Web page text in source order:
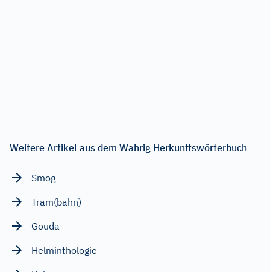
Weitere Artikel aus dem Wahrig Herkunftswörterbuch
Smog
Tram(bahn)
Gouda
Helminthologie